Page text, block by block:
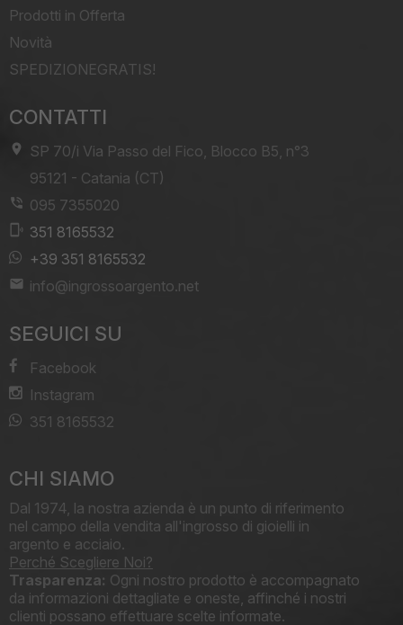
Prodotti in Offerta
Novità
SPEDIZIONEGRATIS!
CONTATTI
SP 70/i Via Passo del Fico, Blocco B5, n°3
-
95121 - Catania (CT)
095 7355020
351 8165532
+39 351 8165532
info@ingrossoargento.net
SEGUICI SU
Facebook
Instagram
351 8165532
CHI SIAMO
Dal 1974, la nostra azienda è un punto di riferimento
nel campo della vendita all'ingrosso di gioielli in
argento e acciaio.
Perché Scegliere Noi?
Trasparenza: Ogni nostro prodotto è accompagnato
da informazioni dettagliate e oneste, affinché i nostri
clienti possano effettuare scelte informate.